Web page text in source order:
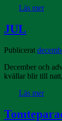
Läs mer
JUL
Publicerat
December och
kvällar blir till
Läs mer